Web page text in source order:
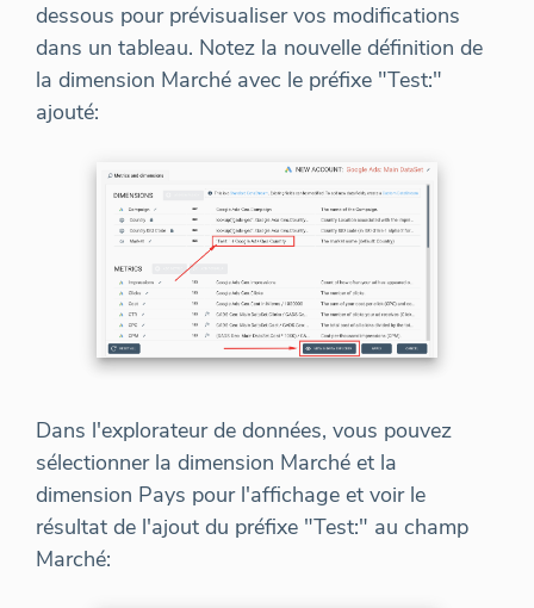
dessous pour prévisualiser vos modifications
dans un tableau. Notez la nouvelle définition de
la dimension Marché avec le préfixe "Test:"
ajouté:
Dans l'explorateur de données, vous pouvez
sélectionner la dimension Marché et la
dimension Pays pour l'affichage et voir le
résultat de l'ajout du préfixe "Test:" au champ
Marché: